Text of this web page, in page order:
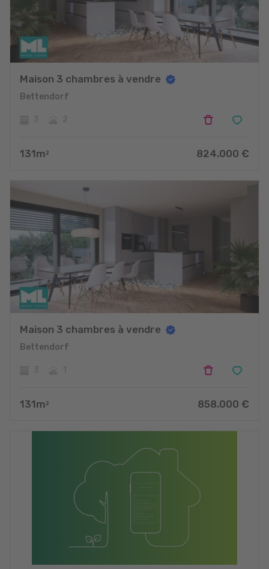
Maison 3 chambres à vendre
Bettendorf
131m 2 824.000 €
Maison 3 chambres à vendre
Bettendorf
131m 2 858.000 €